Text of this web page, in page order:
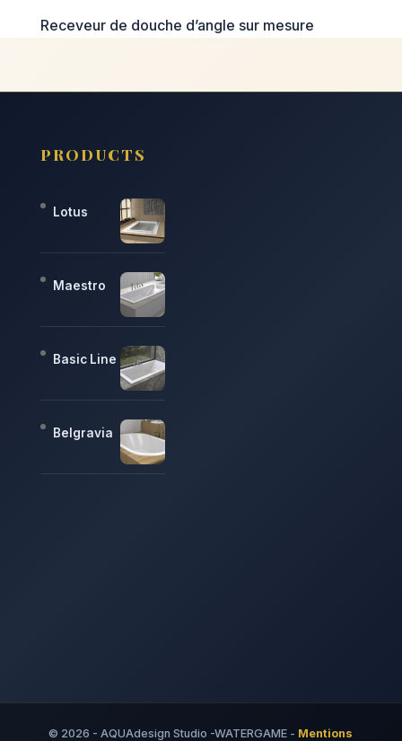
Receveur de douche d’angle sur mesure
PRODUCTS
Lotus
Maestro
Basic Line
Belgravia
© 2026 - AQUAdesign Studio -WATERGAME - Mentions